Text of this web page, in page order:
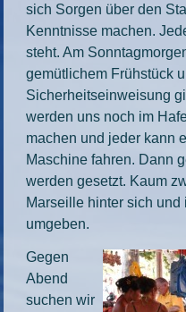
sich Sorgen über den
Kenntnisse machen.
steht. Am
gemütlichem Frühstück
Sicherheitseinweisung
werden uns noch im
machen und jeder kann
Maschine fahren. Dann
werden gesetzt. Kaum
Marseille hinter sich
umgeben.
Gegen
Abend
suchen wir